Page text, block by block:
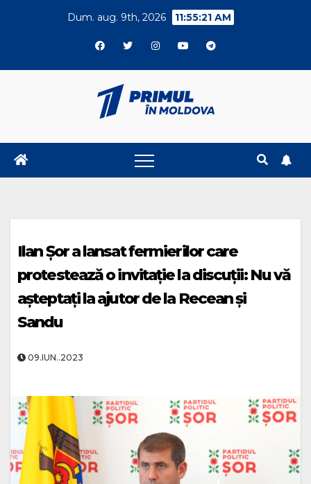
Dum. aug. 9th, 2026 11:55:21 AM
Ilan Șor a lansat fermierilor care
protestează o invitație la discuții: Nu vă
așteptați la ajutor de la Recean și
Sandu
09.IUN..2023